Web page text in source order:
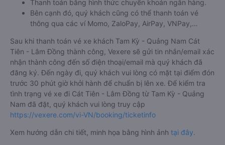
Thanh toán bằng hình thức chuyển khoản ngân hàng.
Bên cạnh đó, quý khách cũng có thể thanh toán vé
thông qua các ví Momo, ZaloPay, AirPay, VNPay,…
Sau khi thanh toán vé xe khách Tam Kỳ - Quảng Nam Cát
Tiên - Lâm Đồng thành công, Vexere sẽ gửi tin nhắn/email xác
nhận thành công đến số điện thoại/email mà quý khách đã
đăng ký. Đến ngày đi, quý khách vui lòng có mặt tại điểm đón
trước 30 phút giờ khởi hành để chuẩn bị lên xe. Để kiểm tra
tình trạng vé xe đi Cát Tiên - Lâm Đồng từ Tam Kỳ - Quảng
Nam đã đặt, quý khách vui lòng truy cập
https://vexere.com/vi-VN/booking/ticketinfo
Xem hướng dẫn chi tiết, minh họa bằng hình ảnh tại đây.